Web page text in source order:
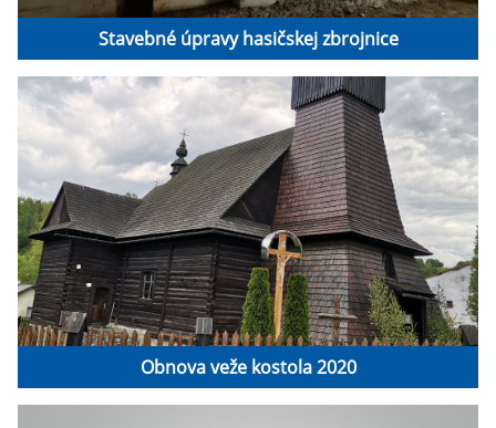
Stavebné úpravy hasičskej zbrojnice
Obnova veže kostola 2020